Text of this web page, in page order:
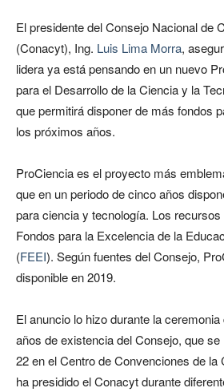
El presidente del Consejo Nacional de
(Conacyt), Ing. Luis Lima Morra,
lidera ya está pensando en un nuevo
para el Desarrollo de la Ciencia y la
que permitirá disponer de más fondos
los próximos años.
ProCiencia es el proyecto más
que en un periodo de cinco años
para ciencia y tecnología. Los
Fondos para la Excelencia de la
(FEEI). Según fuentes del Consejo,
disponible en 2019.
El anuncio lo hizo durante la
años de existencia del Consejo, que
22 en el Centro de Convenciones de la
ha presidido el Conacyt durante